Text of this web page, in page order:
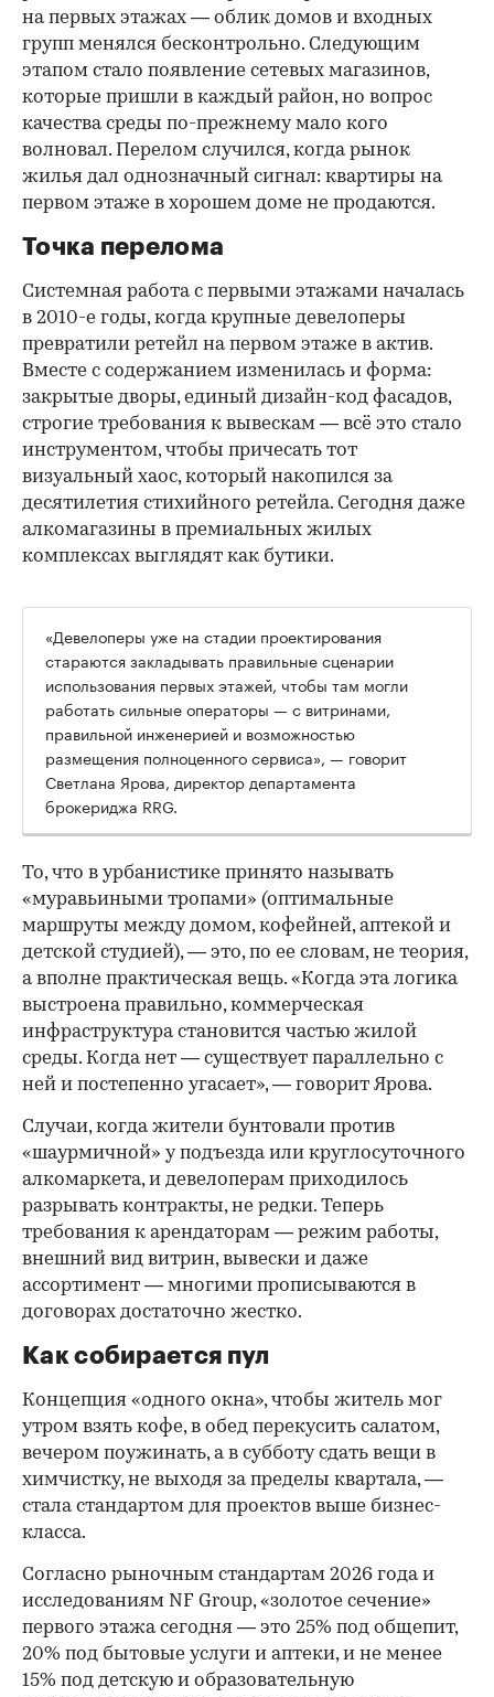
на первых этажах — облик домов и входных
групп менялся бесконтрольно. Следующим
этапом стало появление сетевых магазинов,
которые пришли в каждый район, но вопрос
качества среды по-прежнему мало кого
волновал. Перелом случился, когда рынок
жилья дал однозначный сигнал: квартиры на
первом этаже в хорошем доме не продаются.
Точка перелома
Системная работа с первыми этажами началась
в 2010-е годы, когда крупные девелоперы
превратили ретейл на первом этаже в актив.
Вместе с содержанием изменилась и форма:
закрытые дворы, единый дизайн-код фасадов,
строгие требования к вывескам — всё это стало
инструментом, чтобы причесать тот
визуальный хаос, который накопился за
десятилетия стихийного ретейла. Сегодня даже
алкомагазины в премиальных жилых
комплексах выглядят как бутики.
00:00
«Девелоперы уже на стадии проектирования
стараются закладывать правильные сценарии
использования первых этажей, чтобы там могли
работать сильные операторы — с витринами,
правильной инженерией и возможностью
размещения полноценного сервиса», — говорит
Светлана Ярова, директор департамента
брокериджа RRG.
То, что в урбанистике принято называть
«муравьиными тропами» (оптимальные
маршруты между домом, кофейней, аптекой и
детской студией), — это, по ее словам, не теория,
а вполне практическая вещь. «Когда эта логика
выстроена правильно, коммерческая
инфраструктура становится частью жилой
среды. Когда нет — существует параллельно с
ней и постепенно угасает», — говорит Ярова.
Случаи, когда жители бунтовали против
«шаурмичной» у подъезда или круглосуточного
алкомаркета, и девелоперам приходилось
разрывать контракты, не редки. Теперь
требования к арендаторам — режим работы,
внешний вид витрин, вывески и даже
ассортимент — многими прописываются в
договорах достаточно жестко.
Как собирается пул
Концепция «одного окна», чтобы житель мог
утром взять кофе, в обед перекусить салатом,
вечером поужинать, а в субботу сдать вещи в
химчистку, не выходя за пределы квартала, —
стала стандартом для проектов выше бизнес-
класса.
Согласно рыночным стандартам 2026 года и
исследованиям NF Group, «золотое сечение»
первого этажа сегодня — это 25% под общепит,
20% под бытовые услуги и аптеки, и не менее
15% под детскую и образовательную